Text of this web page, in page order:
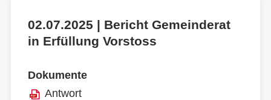
02.07.2025 | Bericht Gemeinderat
in Erfüllung Vorstoss
Dokumente
Antwort